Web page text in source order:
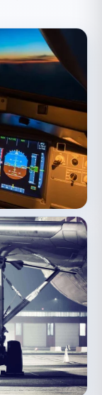
Stellen!
Stellen!